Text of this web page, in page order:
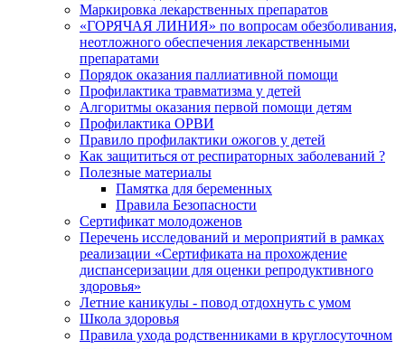
Маркировка лекарственных препаратов
«ГОРЯЧАЯ ЛИНИЯ» по вопросам обезболивания,
неотложного обеспечения лекарственными
препаратами
Порядок оказания паллиативной помощи
Профилактика травматизма у детей
Алгоритмы оказания первой помощи детям
Профилактика ОРВИ
Правило профилактики ожогов у детей
Как защититься от респираторных заболеваний ?
Полезные материалы
Памятка для беременных
Правила Безопасности
Сертификат молодоженов
Перечень исследований и мероприятий в рамках
реализации «Сертификата на прохождение
диспансеризации для оценки репродуктивного
здоровья»
Летние каникулы - повод отдохнуть с умом
Школа здоровья
Правила ухода родственниками в круглосуточном